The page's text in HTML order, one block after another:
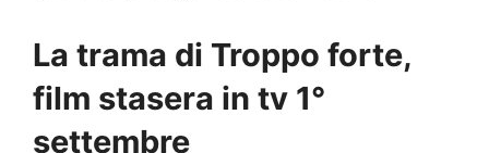
La trama di Troppo forte,
film stasera in tv 1°
settembre